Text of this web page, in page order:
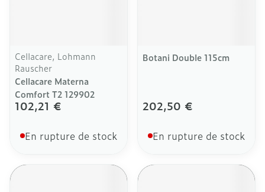
Cellacare, Lohmann
Rauscher
Cellacare Materna
Comfort T2 129902
102,21 €
En rupture de stock
Botani Double 115cm
202,50 €
En rupture de stock